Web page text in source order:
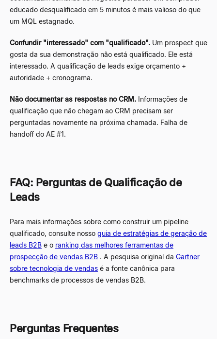
educado desqualificado em 5 minutos é mais valioso do que
um MQL estagnado.
Confundir "interessado" com "qualificado". Um prospect que
gosta da sua demonstração não está qualificado. Ele está
interessado. A qualificação de leads exige orçamento +
autoridade + cronograma.
Não documentar as respostas no CRM. Informações de
qualificação que não chegam ao CRM precisam ser
perguntadas novamente na próxima chamada. Falha de
handoff do AE #1.
FAQ: Perguntas de Qualificação de
Leads
Para mais informações sobre como construir um pipeline
qualificado, consulte nosso guia de estratégias de geração de
leads B2B e o ranking das melhores ferramentas de
prospecção de vendas B2B . A pesquisa original da Gartner
sobre tecnologia de vendas é a fonte canônica para
benchmarks de processos de vendas B2B.
Perguntas Frequentes